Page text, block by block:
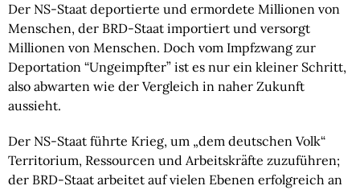
Der NS-Staat deportierte und ermordete Millionen von
Menschen, der BRD-Staat importiert und versorgt
Millionen von Menschen. Doch vom Impfzwang zur
Deportation “Ungeimpfter” ist es nur ein kleiner Schritt,
also abwarten wie der Vergleich in naher Zukunft
aussieht.
Der NS-Staat führte Krieg, um „dem deutschen Volk“
Territorium, Ressourcen und Arbeitskräfte zuzuführen;
der BRD-Staat arbeitet auf vielen Ebenen erfolgreich an